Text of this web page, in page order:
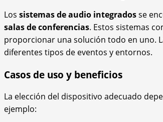
Los sistemas de audio integradosse
salas de conferencias. Estos sistemas
proporcionar una solución todo en uno.
diferentes tipos de eventos y entornos.
Casos de uso y beneficios
La elección del dispositivo adecuado
ejemplo: